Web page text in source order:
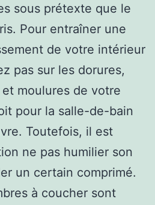
sous prétexte que le
Pour entraîner une
de votre intérieur
pas sur les dorures,
moulures de votre
pour la salle-de-bain
Toutefois, il est
ne pas humilier son
un certain comprimé.
à coucher sont